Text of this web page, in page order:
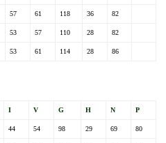
57 61 118 36 82
53 57 110 28 82
53 61 114 28 86
I V G H N P
44 54 98 29 69 80